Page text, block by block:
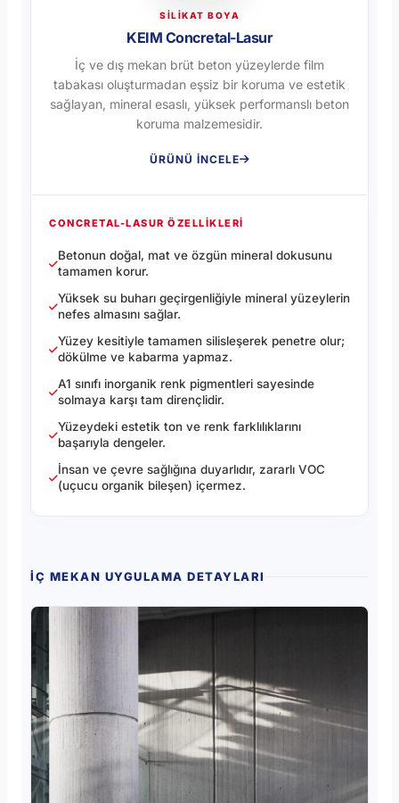
SİLİKAT BOYA
KEIM Concretal-Lasur
İç ve dış mekan brüt beton yüzeylerde film
tabakası oluşturmadan eşsiz bir koruma ve estetik
sağlayan, mineral esaslı, yüksek performanslı beton
koruma malzemesidir.
ÜRÜNÜ İNCELE
CONCRETAL-LASUR ÖZELLIKLERI
Betonun doğal, mat ve özgün mineral dokusunu
tamamen korur.
Yüksek su buharı geçirgenliğiyle mineral yüzeylerin
nefes almasını sağlar.
Yüzey kesitiyle tamamen silisleşerek penetre olur;
dökülme ve kabarma yapmaz.
A1 sınıfı inorganik renk pigmentleri sayesinde
solmaya karşı tam dirençlidir.
Yüzeydeki estetik ton ve renk farklılıklarını
başarıyla dengeler.
İnsan ve çevre sağlığına duyarlıdır, zararlı VOC
(uçucu organik bileşen) içermez.
İÇ MEKAN UYGULAMA DETAYLARI